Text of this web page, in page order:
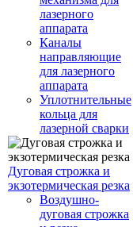
лазерного
аппарата
Каналы
направляющие
для лазерного
аппарата
Уплотнительные
кольца для
лазерной сварки
Дуговая строжка и
экзотермическая резка
Воздушно-
дуговая строжка